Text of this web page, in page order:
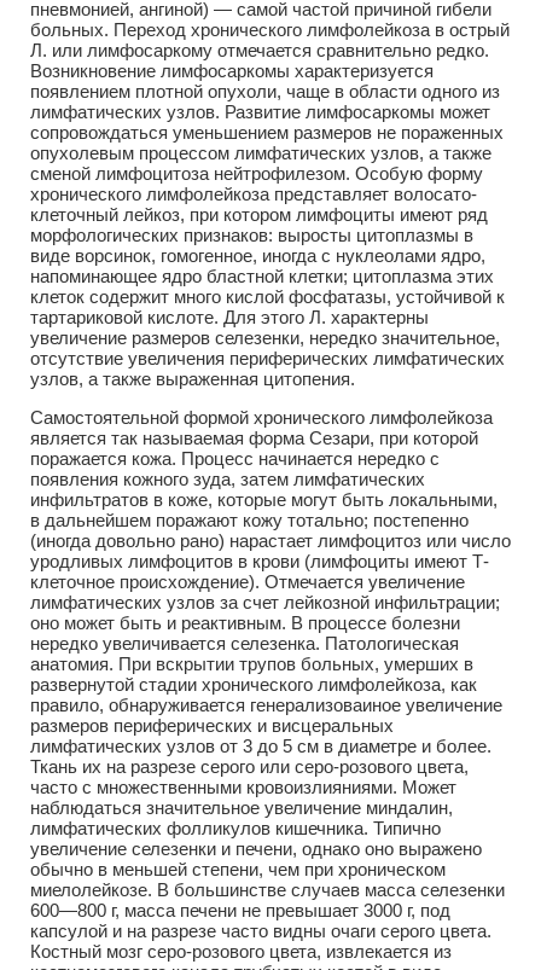
пневмонией, ангиной) — самой частой причиной гибели
больных. Переход хронического лимфолейкоза в острый
Л. или лимфосаркому отмечается сравнительно редко.
Возникновение лимфосаркомы характеризуется
появлением плотной опухоли, чаще в области одного из
лимфатических узлов. Развитие лимфосаркомы может
сопровождаться уменьшением размеров не пораженных
опухолевым процессом лимфатических узлов, а также
сменой лимфоцитоза нейтрофилезом. Особую форму
хронического лимфолейкоза представляет волосато-
клеточный лейкоз, при котором лимфоциты имеют ряд
морфологических признаков: выросты цитоплазмы в
виде ворсинок, гомогенное, иногда с нуклеолами ядро,
напоминающее ядро бластной клетки; цитоплазма этих
клеток содержит много кислой фосфатазы, устойчивой к
тартариковой кислоте. Для этого Л. характерны
увеличение размеров селезенки, нередко значительное,
отсутствие увеличения периферических лимфатических
узлов, а также выраженная цитопения.
Самостоятельной формой хронического лимфолейкоза
является так называемая форма Сезари, при которой
поражается кожа. Процесс начинается нередко с
появления кожного зуда, затем лимфатических
инфильтратов в коже, которые могут быть локальными,
в дальнейшем поражают кожу тотально; постепенно
(иногда довольно рано) нарастает лимфоцитоз или число
уродливых лимфоцитов в крови (лимфоциты имеют Т-
клеточное происхождение). Отмечается увеличение
лимфатических узлов за счет лейкозной инфильтрации;
оно может быть и реактивным. В процессе болезни
нередко увеличивается селезенка. Патологическая
анатомия. При вскрытии трупов больных, умерших в
развернутой стадии хронического лимфолейкоза, как
правило, обнаруживается генерализоваиное увеличение
размеров периферических и висцеральных
лимфатических узлов от 3 до 5 см в диаметре и более.
Ткань их на разрезе серого или серо-розового цвета,
часто с множественными кровоизлияниями. Может
наблюдаться значительное увеличение миндалин,
лимфатических фолликулов кишечника. Типично
увеличение селезенки и печени, однако оно выражено
обычно в меньшей степени, чем при хроническом
миелолейкозе. В большинстве случаев масса селезенки
600—800 г, масса печени не превышает 3000 г, под
капсулой и на разрезе часто видны очаги серого цвета.
Костный мозг серо-розового цвета, извлекается из